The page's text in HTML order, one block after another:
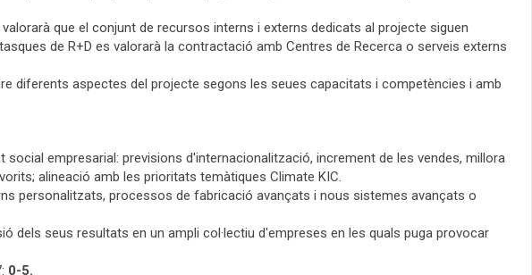
valorarà que el conjunt de recursos interns i externs dedicats al projecte siguen
de R+D es valorarà la contractació amb Centres de Recerca o serveis externs
diferents aspectes del projecte segons les seues capacitats i competències i amb
social empresarial: previsions d'internacionalització, increment de les vendes, millora
alineació amb les prioritats temàtiques Climate KIC.
personalitzats, processos de fabricació avançats i nous sistemes avançats o
dels seus resultats en un ampli col·lectiu d'empreses en les quals puga provocar
0-5.